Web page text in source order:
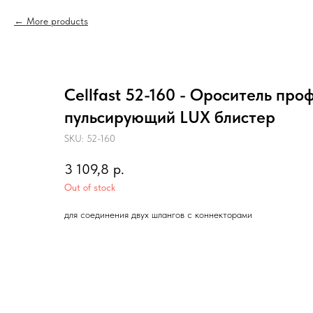
More products
Cellfast 52-160 - Ороситель
пульсирующий LUX блистер
SKU: 52-160
3 109,8 р.
Out of stock
для соединения двух шлангов с коннекторами